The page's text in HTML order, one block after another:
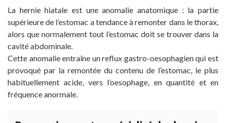
La hernie hiatale est une anomalie anatomique : la partie
supérieure de l’estomac a tendance à remonter dans le thorax,
alors que normalement tout l’estomac doit se trouver dans la
cavité abdominale.
Cette anomalie entraîne un reflux gastro-oesophagien qui est
provoqué par la remontée du contenu de l’estomac, le plus
habituellement acide, vers l’oesophage, en quantité et en
fréquence anormale.